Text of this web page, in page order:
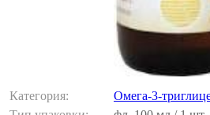
Категория:
Омега-3-